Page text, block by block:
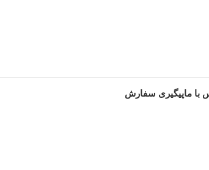
با ماپیگیری سفارش